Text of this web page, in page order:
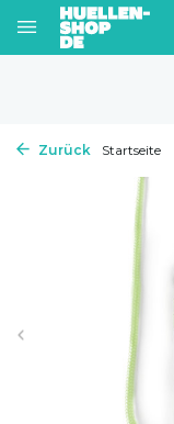
Zurück Startseite